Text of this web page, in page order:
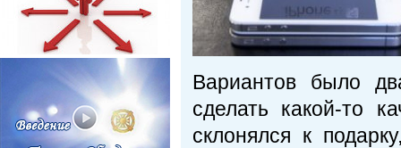
Вариантов было
сделать какой-то
склонялся к